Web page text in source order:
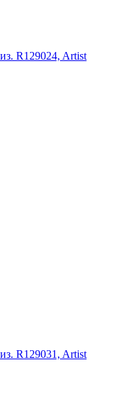
R129024, Artist
R129031, Artist